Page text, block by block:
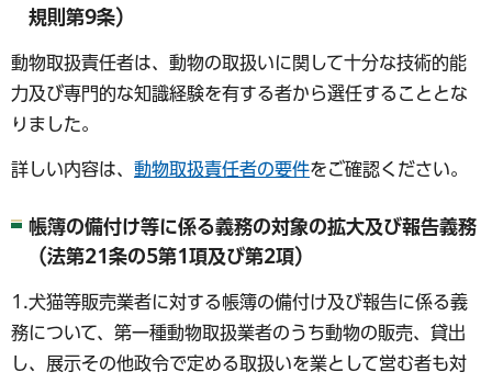
規則第9条）
動物取扱責任者は、動物の取扱いに関して十分な技術的能
力及び専門的な知識経験を有する者から選任することとな
りました。
詳しい内容は、 動物取扱責任者の要件をご確認ください。
帳簿の備付け等に係る義務の対象の拡大及び報告義務
（法第21条の5第1項及び第2項）
1.犬猫等販売業者に対する帳簿の備付け及び報告に係る義
務について、第一種動物取扱業者のうち動物の販売、貸出
し、展示その他政令で定める取扱いを業として営む者も対